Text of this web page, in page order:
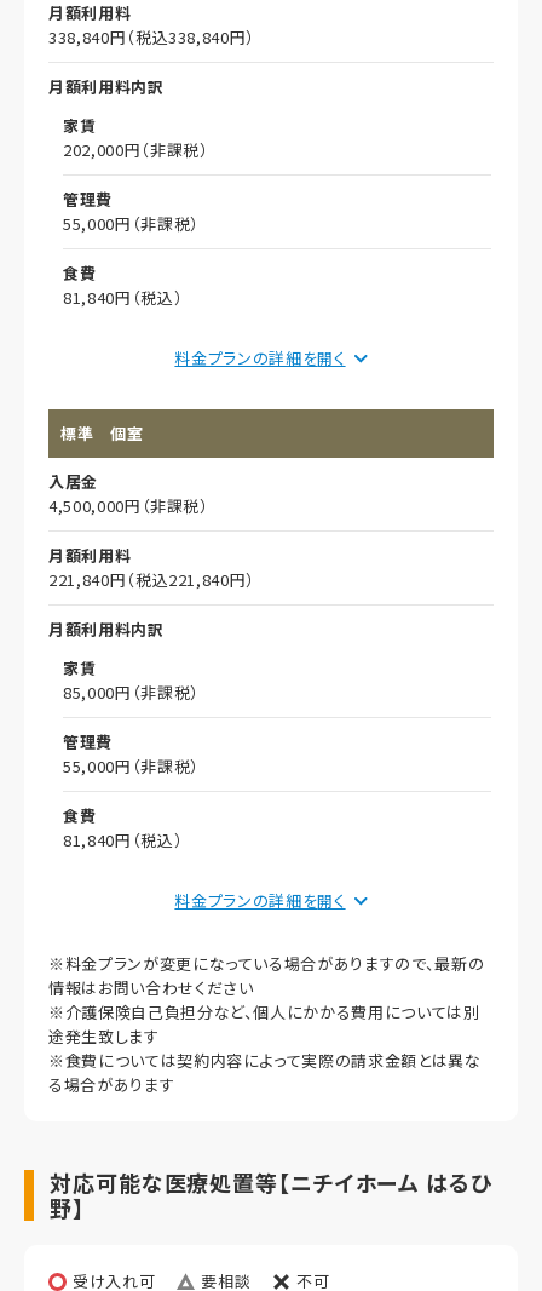
月額利用料
338,840円（税込338,840円）
月額利用料内訳
家賃
202,000円（非課税）
管理費
55,000円（非課税）
食費
81,840円（税込）
想定居住期間（償却年月数）
その他事項
全室個室
1名
料金プランの詳細を
標準 個室
入居金
4,500,000円（非課税）
月額利用料
221,840円（税込221,840円）
月額利用料内訳
家賃
85,000円（非課税）
管理費
55,000円（非課税）
食費
81,840円（税込）
想定居住期間（償却年月数）
その他事項
居室タイプ
1名
料金プランの詳細を
※料金プランが変更になっている場合がありますので、最新の
情報はお問い合わせください
※介護保険自己負担分など、個人にかかる費用については別
途発生致します
※食費については契約内容によって実際の請求金額とは異な
る場合があります
対応可能な医療処置等【ニチイホーム はるひ
野】
受け入れ可 要相談 不可